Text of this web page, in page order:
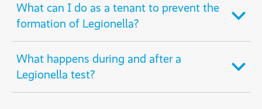
What can I do as a tenant to prevent the
formation of Legionella?
What happens during and after a
Legionella test?